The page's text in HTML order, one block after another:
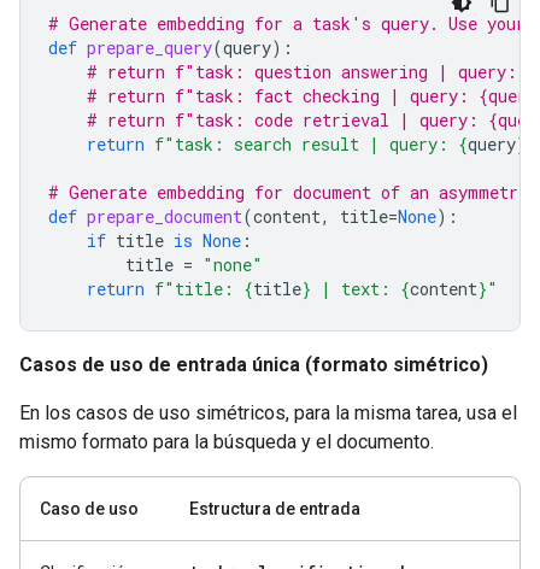
# Generate embedding for a task's query. Use
def prepare_query(query):
# return f"task: question answering | query:
# return f"task: fact checking | query:
# return f"task: code retrieval | query:
return f"task: search result | query: {query}
# Generate embedding for document of an
def prepare_document(content, title=None):
if title is None :
title = "none"
return f"title: {title} | text: {content}"
Casos de uso de entrada única (formato simétrico)
En los casos de uso simétricos, para la misma tarea, usa el
mismo formato para la búsqueda y el documento.
Caso de uso Estructura de entrada